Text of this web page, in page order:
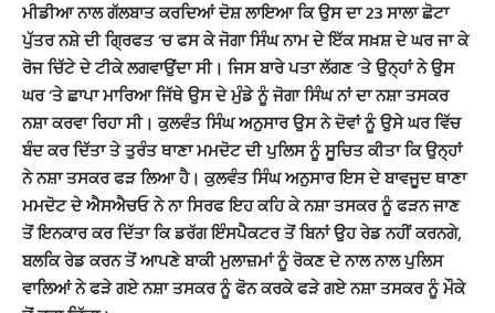
ਮੀਡੀਆ ਨਾਲ ਗੱਲਬਾਤ ਕਰਦਿਆਂ ਦੋਸ਼ ਲਾਇਆ ਕਿ ਉਸ ਦਾ 23 ਸਾਲਾ ਛੋਟਾ
ਪੁੱਤਰ ਨਸ਼ੇ ਦੀ ਗ੍ਰਿਫਤ ‘ਚ ਫਸ ਕੇ ਜੋਗਾ ਸਿੰਘ ਨਾਮ ਦੇ ਇੱਕ ਸਖ਼ਸ਼ ਦੇ ਘਰ ਜਾ ਕੇ
ਰੋਜ ਚਿੱਟੇ ਦੇ ਟੀਕੇ ਲਗਵਾਉਂਦਾ ਸੀ। ਜਿਸ ਬਾਰੇ ਪਤਾ ਲੱਗਣ ‘ਤੇ ਉਨ੍ਹਾਂ ਨੇ ਉਸ
ਘਰ ‘ਤੇ ਛਾਪਾ ਮਾਰਿਆ ਜਿੱਥੇ ਉਸ ਦੇ ਮੁੰਡੇ ਨੂੰ ਜੋਗਾ ਸਿੰਘ ਨਾਂ ਦਾ ਨਸ਼ਾ ਤਸਕਰ
ਨਸ਼ਾ ਕਰਵਾ ਰਿਹਾ ਸੀ। ਕੁਲਵੰਤ ਸਿੰਘ ਅਨੁਸਾਰ ਉਸ ਨੇ ਦੋਵਾਂ ਨੂੰ ਉਸੇ ਘਰ ਵਿੱਚ
ਬੰਦ ਕਰ ਦਿੱਤਾ ਤੇ ਤੁਰੰਤ ਥਾਣਾ ਮਮਦੋਟ ਦੀ ਪੁਲਿਸ ਨੂੰ ਸੂਚਿਤ ਕੀਤਾ ਕਿ ਉਨ੍ਹਾਂ
ਨੇ ਨਸ਼ਾ ਤਸਕਰ ਫੜ ਲਿਆ ਹੈ। ਕੁਲਵੰਤ ਸਿੰਘ ਅਨੁਸਾਰ ਇਸ ਦੇ ਬਾਵਜੂਦ ਥਾਣਾ
ਮਮਦੋਟ ਦੇ ਐਸਐਚਓ ਨੇ ਨਾ ਸਿਰਫ ਇਹ ਕਹਿ ਕੇ ਨਸ਼ਾ ਤਸਕਰ ਨੂੰ ਫੜਨ ਜਾਣ
ਤੋਂ ਇਨਕਾਰ ਕਰ ਦਿੱਤਾ ਕਿ ਡਰੱਗ ਇੰਸਪੈਕਟਰ ਤੋਂ ਬਿਨਾਂ ਉਹ ਰੇਡ ਨਹੀਂ ਕਰਨਗੇ,
ਬਲਕਿ ਰੇਡ ਕਰਨ ਤੋਂ ਆਪਣੇ ਬਾਕੀ ਮੁਲਾਜ਼ਮਾਂ ਨੂੰ ਰੋਕਣ ਦੇ ਨਾਲ ਨਾਲ ਪੁਲਿਸ
ਵਾਲਿਆਂ ਨੇ ਫੜੇ ਗਏ ਨਸ਼ਾ ਤਸਕਰ ਨੂੰ ਫੋਨ ਕਰਕੇ ਫੜੇ ਗਏ ਨਸ਼ਾ ਤਸਕਰ ਨੂੰ ਮੌਕੇ